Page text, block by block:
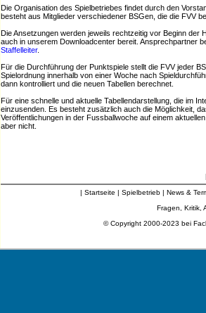
Die Organisation des Spielbetriebes findet durch den
besteht aus Mitglieder verschiedener BSGen, die die FVV
Die Ansetzungen werden jeweils rechtzeitig vor Beginn
auch in unserem Downloadcenter bereit. Ansprechpartner
Staffelleiter.
Für die Durchführung der Punktspiele stellt die FVV jeder
Spielordnung innerhalb von einer Woche nach
dann kontrolliert und die neuen Tabellen berechnet.
Für eine schnelle und aktuelle Tabellendarstellung, die im
einzusenden. Es besteht zusätzlich auch die Möglichkeit,
Veröffentlichungen in der Fussballwoche auf einem
aber nicht.
|
| Startseite | Spielbetrieb| News &
Fragen, Kritik,
© Copyright 2000-2023 bei